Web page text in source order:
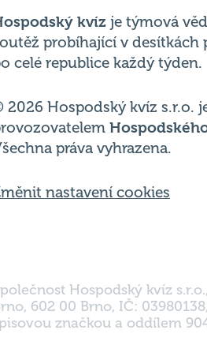
kvíz je týmová
probíhající v desítkách
celé republice každý týden.
2026 Hospodský kvíz s.r.o.
práva vyhrazena.
nastavení cookies
Hospodský kvíz
602 00 Brno, IČ:
značkou a oddílem